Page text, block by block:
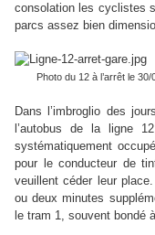
consolation les cyclistes
parcs assez bien
Photo du 12 à l’arrêt le
Dans l’imbroglio des
l’autobus de la ligne
systématiquement
pour le conducteur de
veuillent céder leur
ou deux minutes
le tram 1, souvent bondé